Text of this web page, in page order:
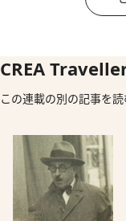
CREA
この連載の別の記事を読